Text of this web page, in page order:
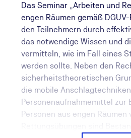
Das Seminar „Arbeiten und
engen Räumen gemäß DGUV-Regeln 113-004“ soll
den Teilnehmern durch
das notwendige Wissen und
vermitteln, wie im Fall eines
werden sollte. Neben den
sicherheitstheoretischen
die mobile
Personenaufnahmemittel zur
Personen aus engen